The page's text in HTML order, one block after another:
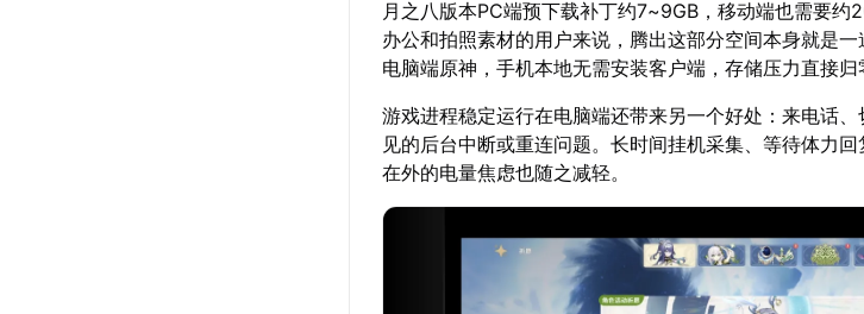
月之八版本PC端预下载补丁约7~9GB，移动端也需要约
办公和拍照素材的用户来说，腾出这部分空间本身就是
电脑端原神，手机本地无需安装客户端，存储压力直接归
游戏进程稳定运行在电脑端还带来另一个好处：来电话
见的后台中断或重连问题。长时间挂机采集、等待体力
在外的电量焦虑也随之减轻。